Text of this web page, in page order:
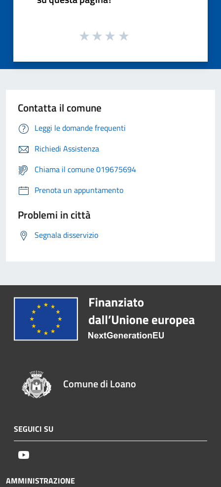
Contatta il comune
Leggi le domande frequenti
Richiedi Assistenza
Chiama il comune 019675694
Prenota un appuntamento
Problemi in città
Segnala disservizio
Comune di Loano
SEGUICI SU
AMMINISTRAZIONE